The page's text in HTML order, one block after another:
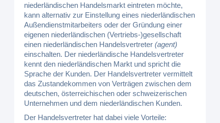
niederländischen Handelsmarkt eintreten möchte,
kann alternativ zur Einstellung eines niederländischen
Außendienstmitarbeiters oder der Gründung einer
eigenen niederländischen (Vertriebs-)gesellschaft
einen niederländischen Handelsvertreter(agent)
einschalten. Der niederländische Handelsvertreter
kennt den niederländischen Markt und spricht die
Sprache der Kunden. Der Handelsvertreter vermittelt
das Zustandekommen von Verträgen zwischen dem
deutschen, österreichischen oder schweizerischen
Unternehmen und dem niederländischen Kunden.
Der Handelsvertreter hat dabei viele Vorteile: